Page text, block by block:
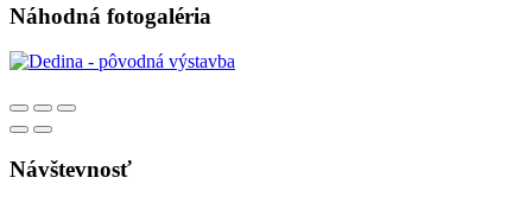
Náhodná fotogaléria
Návštevnosť